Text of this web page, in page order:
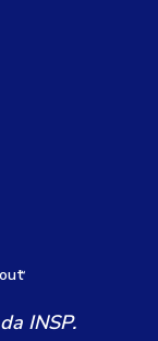
INSP.